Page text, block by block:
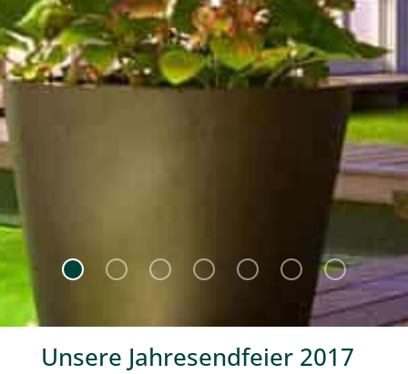
Unsere Jahresendfeier 2017